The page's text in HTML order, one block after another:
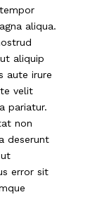
aliqua.
aliquip
aute irure
velit
pariatur.
non
deserunt
error sit